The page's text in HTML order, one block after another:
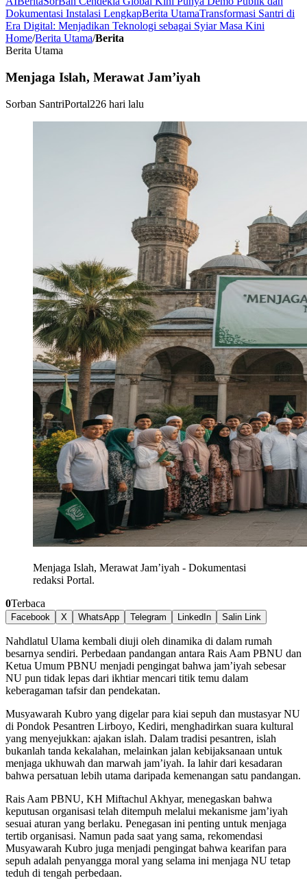
Dokumentasi Instalasi LengkapBerita UtamaTransformasi Santri di
Era Digital: Menjadikan Teknologi sebagai Syiar Masa Kini
Home/Berita Utama/Berita
Berita Utama
Menjaga Islah, Merawat Jam’iyah
Sorban SantriPortal226 hari lalu
Menjaga Islah, Merawat Jam’iyah - Dokumentasi
redaksi Portal.
0Terbaca
Facebook X WhatsApp Telegram LinkedIn Salin Link
Nahdlatul Ulama kembali diuji oleh dinamika di dalam rumah
besarnya sendiri. Perbedaan pandangan antara Rais Aam PBNU dan
Ketua Umum PBNU menjadi pengingat bahwa jam’iyah sebesar
NU pun tidak lepas dari ikhtiar mencari titik temu dalam
keberagaman tafsir dan pendekatan.
Musyawarah Kubro yang digelar para kiai sepuh dan mustasyar NU
di Pondok Pesantren Lirboyo, Kediri, menghadirkan suara kultural
yang menyejukkan: ajakan islah. Dalam tradisi pesantren, islah
bukanlah tanda kekalahan, melainkan jalan kebijaksanaan untuk
menjaga ukhuwah dan marwah jam’iyah. Ia lahir dari kesadaran
bahwa persatuan lebih utama daripada kemenangan satu pandangan.
Rais Aam PBNU, KH Miftachul Akhyar, menegaskan bahwa
keputusan organisasi telah ditempuh melalui mekanisme jam’iyah
sesuai aturan yang berlaku. Penegasan ini penting untuk menjaga
tertib organisasi. Namun pada saat yang sama, rekomendasi
Musyawarah Kubro juga menjadi pengingat bahwa kearifan para
sepuh adalah penyangga moral yang selama ini menjaga NU tetap
teduh di tengah perbedaan.